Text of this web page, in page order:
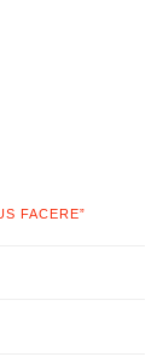
FACERE”